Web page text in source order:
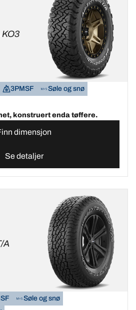
KO3
3PMSF
Søle og snø
konstruert enda tøffere.
dimensjon
Se detaljer
A
Søle og snø